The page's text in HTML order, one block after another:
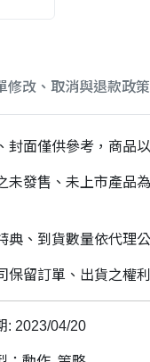
修改、取消與退款政策
封面僅供參考，商品
未發售、未上市產品
典、到貨數量依代理
保留訂單、出貨之權利
: 2023/04/20